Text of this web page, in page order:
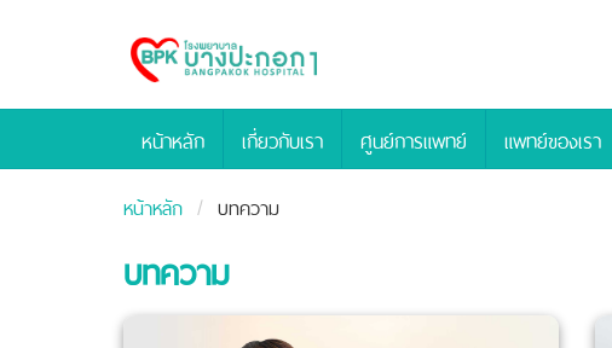
Bangpakok
Hospital
หน้าหลัก เกี่ยวกับเรา ศูนย์การแพทย์ แพทย์ของเรา
หน้าหลัก บทความ
บทความ